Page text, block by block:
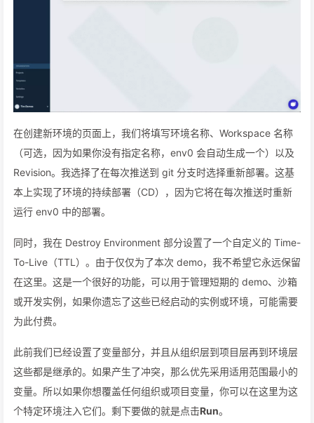
在创建新环境的页面上，我们将填写环境名称、Workspace 名称
（可选，因为如果你没有指定名称，env0 会自动生成一个）以及
Revision。我选择了在每次推送到 git 分支时选择重新部署。这基
本上实现了环境的持续部署（CD），因为它将在每次推送时重新
运行 env0 中的部署。
同时，我在 Destroy Environment 部分设置了一个自定义的 Time-
To-Live（TTL）。由于仅仅为了本次 demo，我不希望它永远保留
在这里。这是一个很好的功能，可以用于管理短期的 demo、沙箱
或开发实例，如果你遗忘了这些已经启动的实例或环境，可能需要
为此付费。
此前我们已经设置了变量部分，并且从组织层到项目层再到环境层
这些都是继承的。如果产生了冲突，那么优先采用适用范围最小的
变量。所以如果你想覆盖任何组织或项目变量，你可以在这里为这
个特定环境注入它们。剩下要做的就是点击Run。